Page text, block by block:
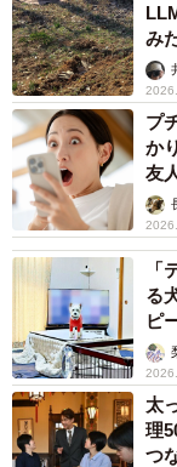
には2泊3日のショ
「見捨てられた」
った目黒さんです
施設での出来事を
目黒さん自身も、
てたことで、心
度のショートステ
やかな気持ちで
【監修】勝水健吾
社会福祉士、産業
（HIV感染症）、
マイノリティ（ゲ
み
る
プ
か
友
解
「
る
ピ
太
理
つ